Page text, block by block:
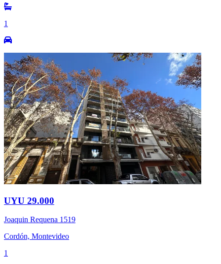
1
UYU 29.000
Joaquin Requena 1519
Cordón, Montevideo
1